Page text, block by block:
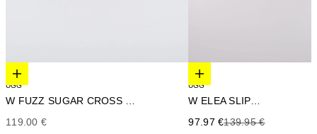
Elige opciones
UGG
W FUZZ SUGAR CROSS SLIDE
Precio de oferta
119.00 €
Elige opciones
UGG
W ELEA SLIP-ON
Precio de oferta
97.97 €Precio anterior
139.95 €